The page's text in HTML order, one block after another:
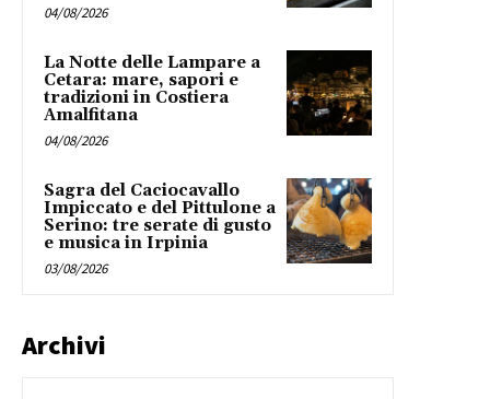
04/08/2026
La Notte delle Lampare a
Cetara: mare, sapori e
tradizioni in Costiera
Amalfitana
04/08/2026
Sagra del Caciocavallo
Impiccato e del Pittulone a
Serino: tre serate di gusto
e musica in Irpinia
03/08/2026
Archivi